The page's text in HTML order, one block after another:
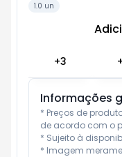
1.0 un
+3 +
Informações
* Preços de
de acordo com o
* Sujeito à
* Imagem